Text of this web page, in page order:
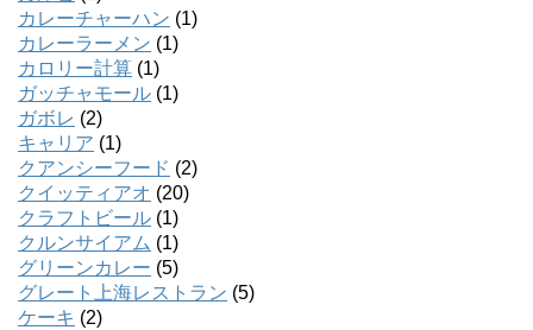
カレーチャーハン (1)
カレーラーメン (1)
カロリー計算 (1)
ガッチャモール (1)
ガボレ (2)
キャリア (1)
クアンシーフード (2)
クイッティアオ (20)
クラフトビール (1)
クルンサイアム (1)
グリーンカレー (5)
グレート上海レストラン (5)
ケーキ (2)